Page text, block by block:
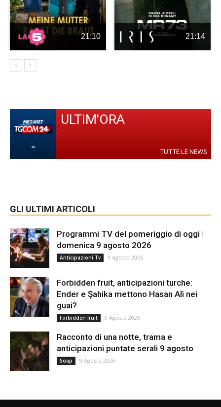
21:10 21:14
-
ULTIM'ORA
-
TUTTE LE NEWS
GLI ULTIMI ARTICOLI
Programmi TV del pomeriggio di oggi |
domenica 9 agosto 2026
Anticipazioni Tv 9 Agosto 2026
Forbidden fruit, anticipazioni turche:
Ender e Şahika mettono Hasan Alì nei
guai?
Forbidden fruit 9 Agosto 2026
Racconto di una notte, trama e
anticipazioni puntate serali 9 agosto
Soap 9 Agosto 2026